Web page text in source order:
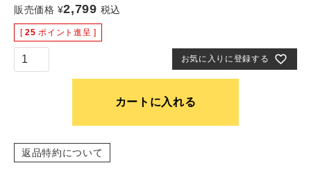
販売価格 ¥2,799 税込
[ 25 ポイント進呈 ]
お気に入りに登録する
カートに入れる
返品特約について